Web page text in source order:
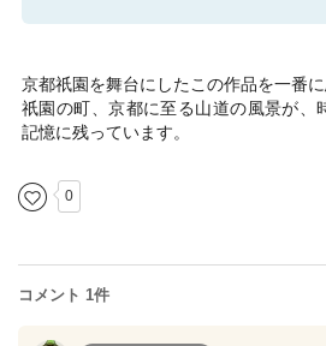
京都祇園を舞台にしたこの作品を一番に
祇園の町、京都に至る山道の風景が、
記憶に残っています。
0
コメント 1件